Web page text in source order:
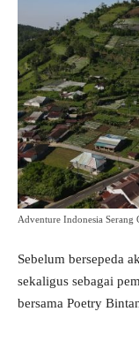
Adventure Indonesia Serang
Sebelum bersepeda
sekaligus sebagai
bersama Poetry